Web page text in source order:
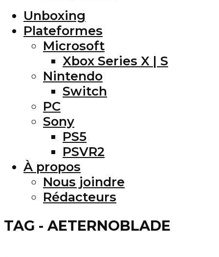
Unboxing
Plateformes
Microsoft
Xbox Series X | S
Nintendo
Switch
PC
Sony
PS5
PSVR2
À propos
Nous joindre
Rédacteurs
TAG - AETERNOBLADE